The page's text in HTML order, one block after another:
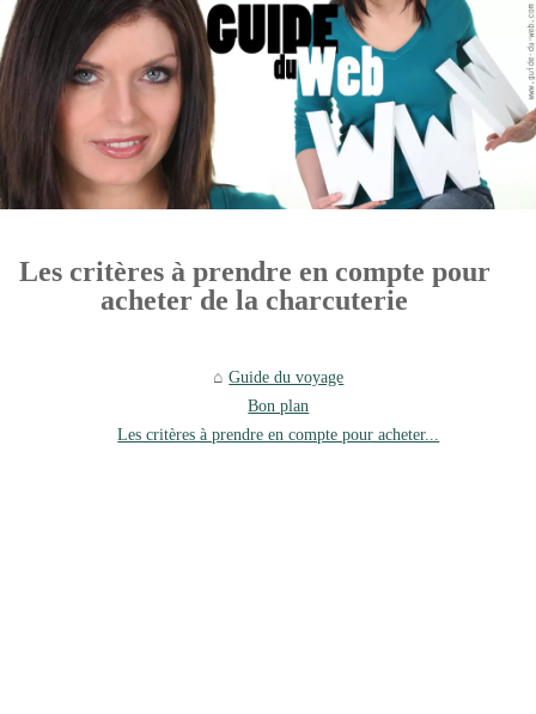
Les critères à prendre en compte pour
acheter de la charcuterie
Guide du voyage
Bon plan
Les critères à prendre en compte pour acheter...